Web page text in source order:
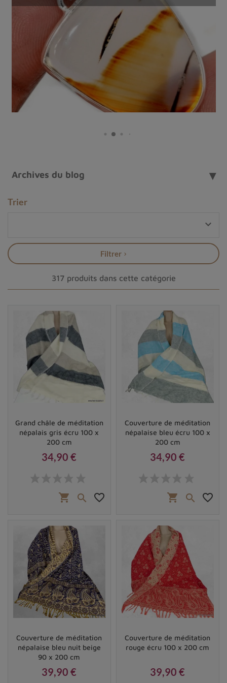
Archives du blog
Trier

Filtrer
317 produits dans cette catégorie
Grand châle de méditation
népalais gris écru 100 x
200 cm
34,90 €
shopping_cart  favorite_border
Couverture de méditation
népalaise bleu écru 100 x
200 cm
34,90 €
shopping_cart  favorite_border
Couverture de méditation
népalaise bleu nuit beige
90 x 200 cm
39,90 €
Couverture de méditation
rouge écru 100 x 200 cm
39,90 €